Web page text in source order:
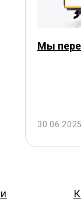
Мы
30.06.2025